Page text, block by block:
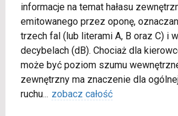
informacje na temat hałasu
emitowanego przez oponę,
trzech fal (lub literami A, B oraz C) i
decybelach (dB). Chociaż dla
może być poziom szumu
zewnętrzny ma znaczenie dla
ruchu... zobacz całość